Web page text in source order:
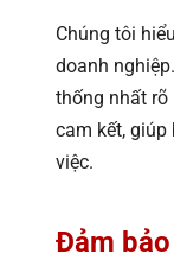
Chúng tôi
doanh
thống nhất rõ
cam kết,
việc.
Đảm